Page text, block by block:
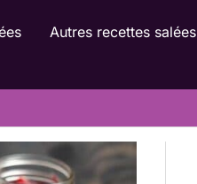
Autres recettes salées